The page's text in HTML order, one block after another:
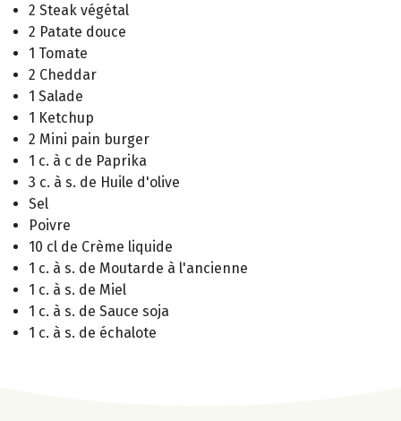
2 Steak végétal
2 Patate douce
1 Tomate
2 Cheddar
1 Salade
1 Ketchup
2 Mini pain burger
1 c. à c de Paprika
3 c. à s. de Huile d'olive
Sel
Poivre
10 cl de Crème liquide
1 c. à s. de Moutarde à l'ancienne
1 c. à s. de Miel
1 c. à s. de Sauce soja
1 c. à s. de échalote